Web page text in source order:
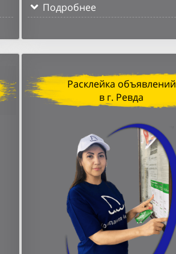
Подробнее
Расклейка объявлений
в г. Ревда